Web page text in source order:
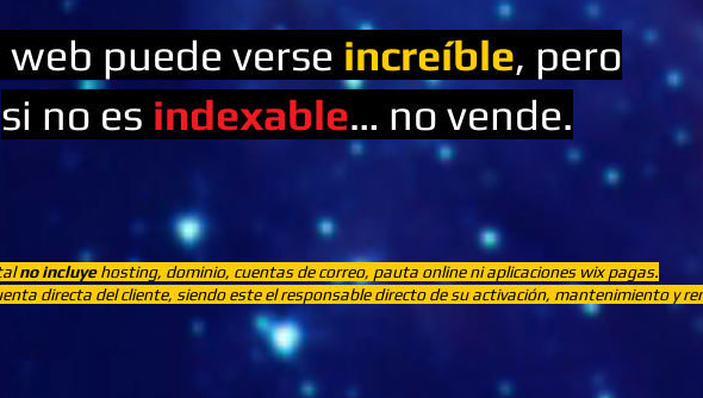
web puede verse increíble, pero
si no es indexable… no vende.
no incluyehosting, dominio, cuentas de correo, pauta online ni aplicaciones wix pagas.
directa del cliente, siendo este el responsable directo de su activación, mantenimiento y